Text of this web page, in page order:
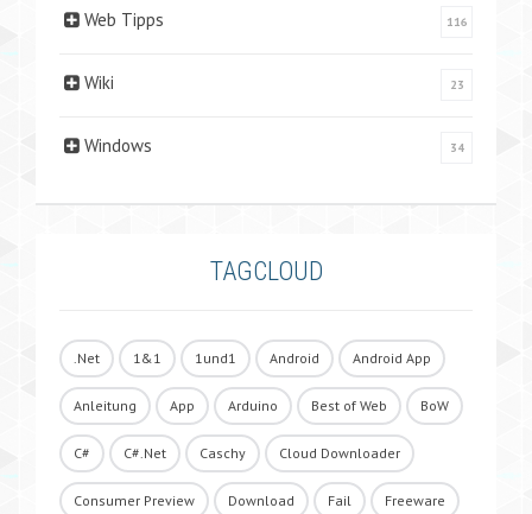
Web Tipps 116
Wiki 23
Windows 34
TAGCLOUD
.Net 1&1 1und1 Android Android App
Anleitung App Arduino Best of Web BoW
C# C#.Net Caschy Cloud Downloader
Consumer Preview Download Fail Freeware